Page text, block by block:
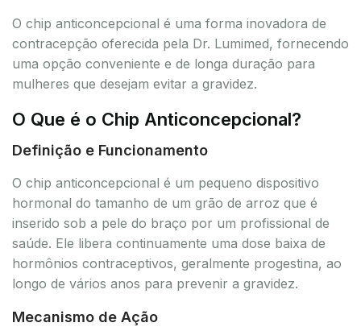
O chip anticoncepcional é uma forma inovadora de
contracepção oferecida pela Dr. Lumimed, fornecendo
uma opção conveniente e de longa duração para
mulheres que desejam evitar a gravidez.
O Que é o Chip Anticoncepcional?
Definição e Funcionamento
O chip anticoncepcional é um pequeno dispositivo
hormonal do tamanho de um grão de arroz que é
inserido sob a pele do braço por um profissional de
saúde. Ele libera continuamente uma dose baixa de
hormônios contraceptivos, geralmente progestina, ao
longo de vários anos para prevenir a gravidez.
Mecanismo de Ação